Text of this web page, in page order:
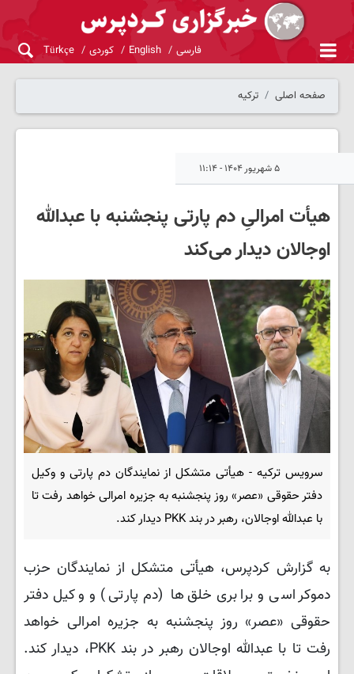
فارسی English کوردی Türkçe
صفحه اصلی ترکیه
۵ شهریور ۱۴۰۴ - ۱۱:۱۴
هیأت امرالیِ دم پارتی پنجشنبه با عبدالله
اوجالان دیدار می‌کند
سرویس ترکیه - هیأتی متشکل از نمایندگان دم پارتی و وکیل
دفتر حقوقی «عصر» روز پنجشنبه به جزیره امرالی خواهد رفت تا
با عبدالله اوجالان، رهبر در بند PKK دیدار کند.
به گزارش کردپرس، هیأتی متشکل از نمایندگان حزب
دموکراسی و برابری خلق‌ها (دم پارتی) و وکیل دفتر
حقوقی «عصر» روز پنجشنبه به جزیره امرالی خواهد
رفت تا با عبدالله اوجالان رهبر در بند PKK، دیدار کند.